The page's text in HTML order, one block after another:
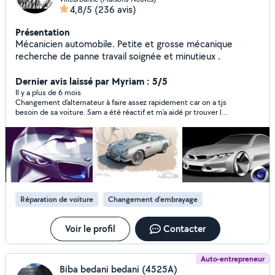
4,8/5 (236 avis)
Présentation
Mécanicien automobile. Petite et grosse mécanique
recherche de panne travail soignée et minutieux .
Dernier avis laissé par Myriam : 5/5
Il y a plus de 6 mois
Changement d’alternateur à faire assez rapidement car on a tjs
besoin de sa voiture. Sam a été réactif et m’a aidé pr trouver la
choses sur mon véhicule
Réparation de voiture Changement d'embrayage
Voir le profil Contacter
Auto-entrepreneur
Biba bedani bedani (4525A)